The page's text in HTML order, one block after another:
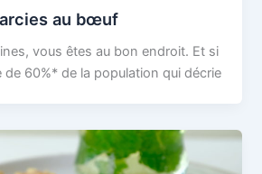
au bœuf
vous êtes au bon endroit. Et si
de 60%* de la population qui décrie